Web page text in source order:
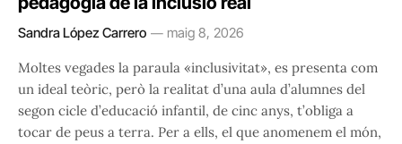
Sandra López Carrero maig 8, 2026
Moltes vegades la paraula «inclusivitat», es presenta com
un ideal teòric, però la realitat d’una aula d’alumnes del
segon cicle d’educació infantil, de cinc anys, t’obliga a
tocar de peus a terra. Per a ells, el que anomenem el món,